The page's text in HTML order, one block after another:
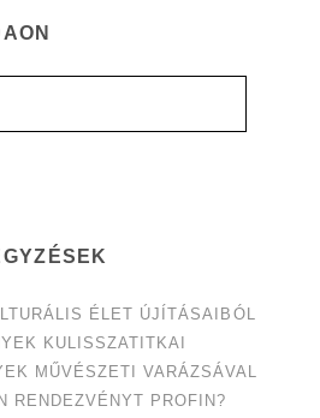
ÉLET ÚJÍTÁSAIBÓL
KULISSZATITKAI
MŰVÉSZETI VARÁZSÁVAL
RENDEZVÉNYT PROFIN?